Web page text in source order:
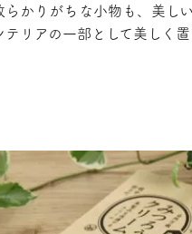
らかりがちな小物も、美し
テリアの一部として美しく置